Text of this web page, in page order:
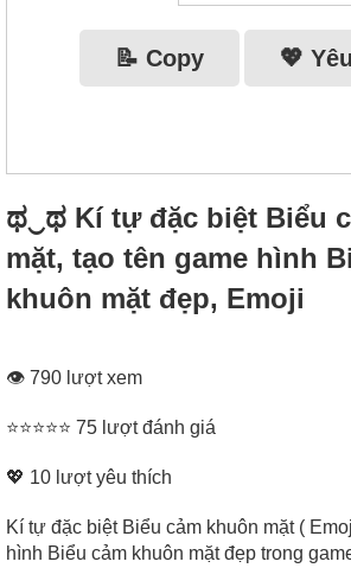
📝 Copy 💖
ಥ‿ಥ Kí tự đặc biệt Biểu
mặt, tạo tên game hình
khuôn mặt đẹp, Emoji
👁 790 lượt xem
⭐⭐⭐⭐⭐ 75 lượt đánh giá
💖 10 lượt yêu thích
Kí tự đặc biệt Biểu cảm khuôn mặt (
hình Biểu cảm khuôn mặt đẹp trong